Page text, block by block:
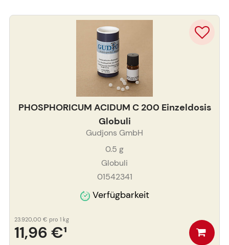
PHOSPHORICUM ACIDUM C 200 Einzeldosis
Globuli
Gudjons GmbH
0.5 g
Globuli
01542341
Verfügbarkeit
11,96 €¹
23.920,00 € pro 1 kg